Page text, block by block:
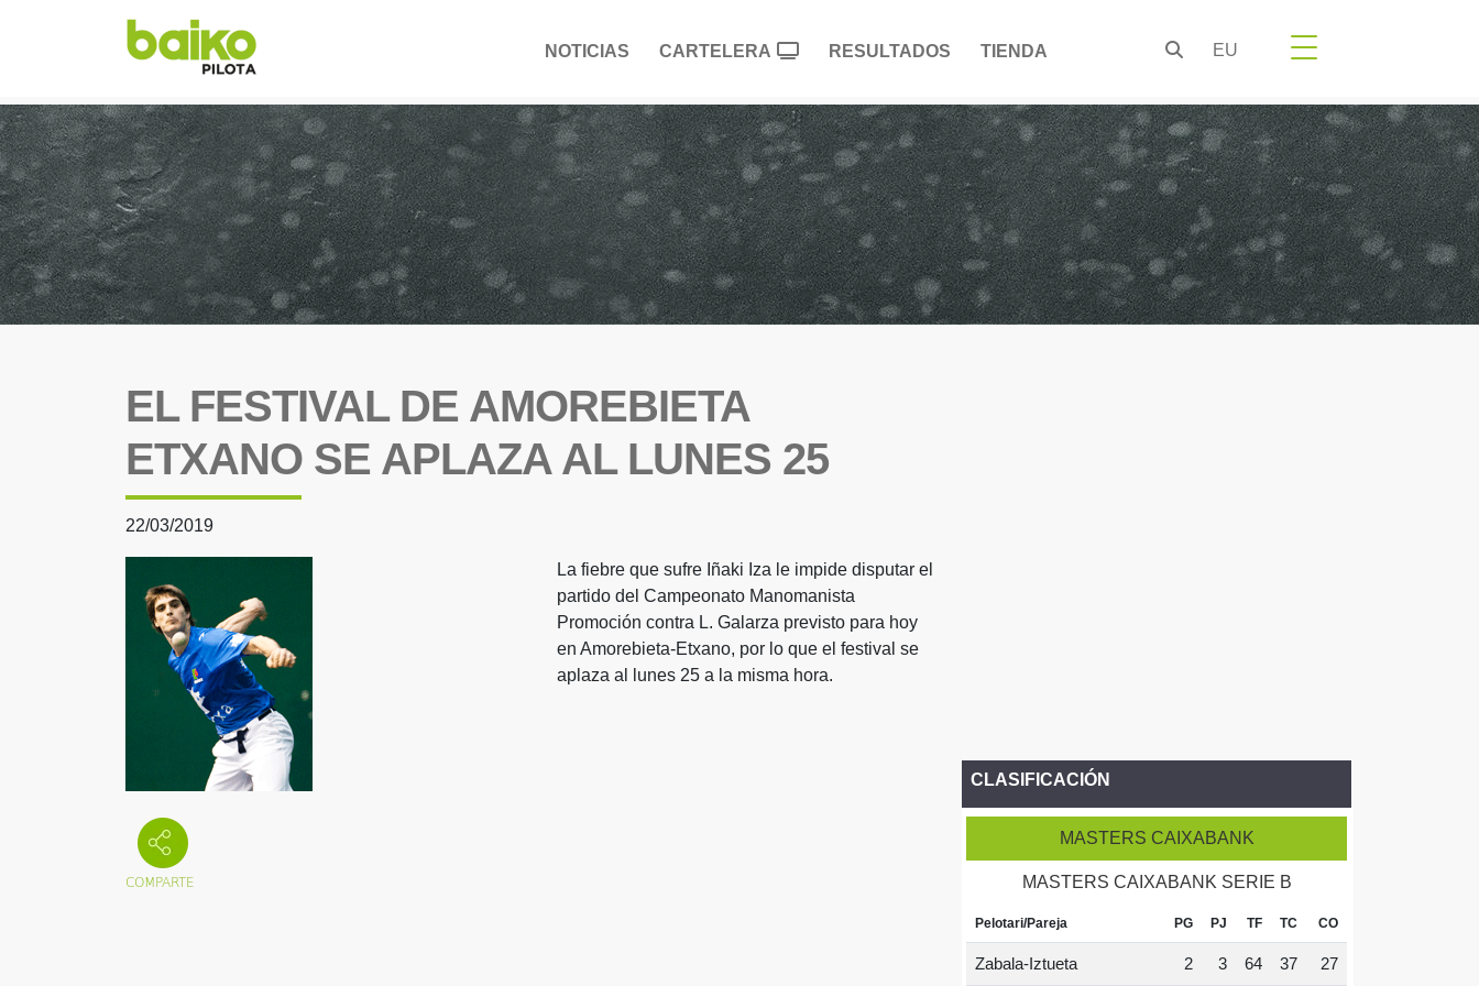
NOTICIAS CARTELERA RESULTADOS TIENDA EU
EL FESTIVAL DE AMOREBIETA
ETXANO SE APLAZA AL LUNES 25
22/03/2019
La fiebre que sufre Iñaki Iza le impide disputar el
partido del Campeonato Manomanista
Promoción contra L. Galarza previsto para hoy
en Amorebieta-Etxano, por lo que el festival se
aplaza al lunes 25 a la misma hora.
CLASIFICACIÓN
MASTERS CAIXABANK
MASTERS CAIXABANK SERIE B
Pelotari/Pareja PG PJ TF TC CO
Zabala-Iztueta 2 3 64 37 27